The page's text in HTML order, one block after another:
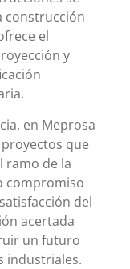
construcción
el
y
en Meprosa
que
ramo de la
compromiso
del
acertada
un futuro
industriales.